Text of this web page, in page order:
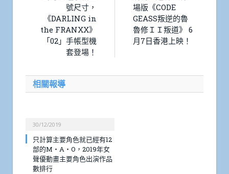
號尺寸，
《DARLING in
the FRANXX》
「02」手帳型機
套登場！
場版《CODE
GEASS叛逆的魯
魯修ＩＩ叛道》 6
月7日香港上映！
相關報導
30/12/2019
只計算主要角色就已經有12
部的M・A・O，2019年女
聲優動畫主要角色出演作品
數排行